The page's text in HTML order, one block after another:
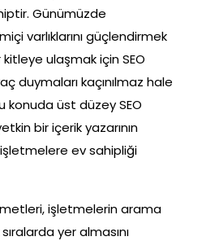
Günümüzde
varlıklarını güçlendirmek
ulaşmak için SEO
duymaları kaçınılmaz hale
konuda üst düzey SEO
bir içerik yazarının
işletmelere ev sahipliği
işletmelerin arama
yer almasını